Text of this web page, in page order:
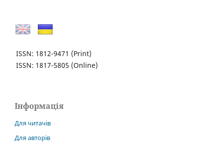
ISSN: 1812-9471 (Print)
ISSN: 1817-5805 (Online)
Інформація
Для читачів
Для авторів